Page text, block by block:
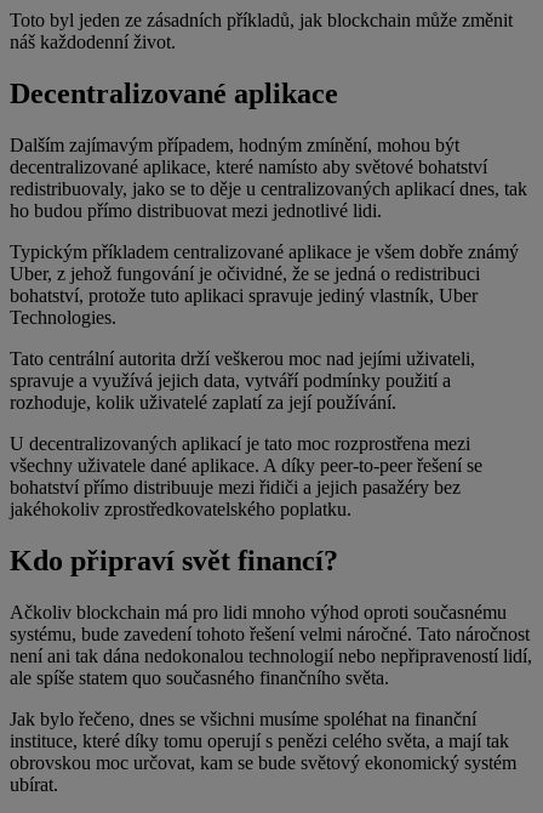
Toto byl jeden ze zásadních příkladů, jak blockchain může změnit
náš každodenní život.
Decentralizované aplikace
Dalším zajímavým případem, hodným zmínění, mohou být
decentralizované aplikace, které namísto aby světové bohatství
redistribuovaly, jako se to děje u centralizovaných aplikací dnes, tak
ho budou přímo distribuovat mezi jednotlivé lidi.
Typickým příkladem centralizované aplikace je všem dobře známý
Uber, z jehož fungování je očividné, že se jedná o redistribuci
bohatství, protože tuto aplikaci spravuje jediný vlastník, Uber
Technologies.
Tato centrální autorita drží veškerou moc nad jejími uživateli,
spravuje a využívá jejich data, vytváří podmínky použití a
rozhoduje, kolik uživatelé zaplatí za její používání.
U decentralizovaných aplikací je tato moc rozprostřena mezi
všechny uživatele dané aplikace. A díky peer-to-peer řešení se
bohatství přímo distribuuje mezi řidiči a jejich pasažéry bez
jakéhokoliv zprostředkovatelského poplatku.
Kdo připraví svět financí?
Ačkoliv blockchain má pro lidi mnoho výhod oproti současnému
systému, bude zavedení tohoto řešení velmi náročné. Tato náročnost
není ani tak dána nedokonalou technologií nebo nepřipraveností lidí,
ale spíše statem quo současného finančního světa.
Jak bylo řečeno, dnes se všichni musíme spoléhat na finanční
instituce, které díky tomu operují s penězi celého světa, a mají tak
obrovskou moc určovat, kam se bude světový ekonomický systém
ubírat.